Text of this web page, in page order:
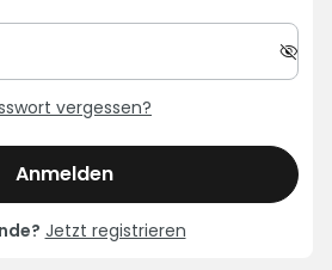
vergessen?
Anmelden
Jetzt registrieren